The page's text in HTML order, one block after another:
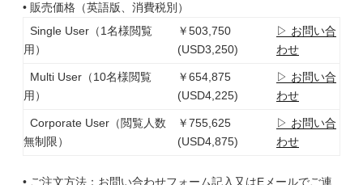
• 販売価格（英語版、消費税別）
Single User（1名様閲覧
用）
￥503,750
(USD3,250)
▷ お問い合
わせ
Multi User（10名様閲覧
用）
￥654,875
(USD4,225)
▷ お問い合
わせ
Corporate User（閲覧人数
無制限）
￥755,625
(USD4,875)
▷ お問い合
わせ
• ご注文方法：お問い合わせフォーム記入又はEメールでご連